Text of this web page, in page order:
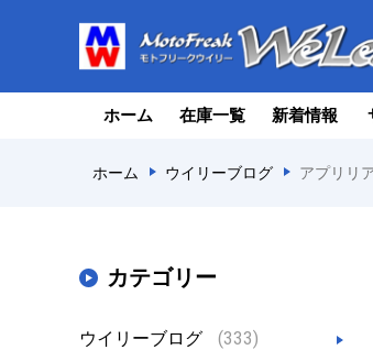
ホーム 在庫一覧 新着情報
ホーム ウイリーブログ アプリリ
カテゴリー
ウイリーブログ (333)